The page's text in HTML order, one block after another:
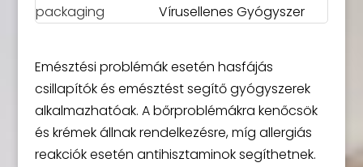
Vírusellenes Gyógyszer
Emésztési problémák esetén hasfájás
csillapítók és emésztést segítő gyógyszerek
alkalmazhatóak. A bőrproblémákra kenőcsök
és krémek állnak rendelkezésre, míg allergiás
reakciók esetén antihisztaminok segíthetnek.